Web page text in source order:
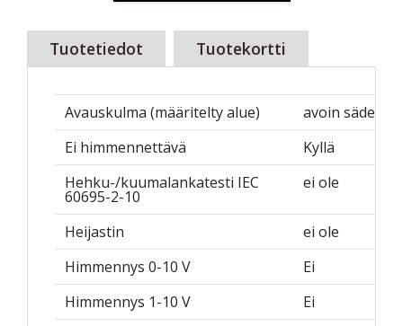
Tuotetiedot Tuotekortti
Avauskulma (määritelty alue)
avoin säde
Ei himmennettävä
Kyllä
Hehku-/kuumalankatesti IEC
60695-2-10
ei ole
Heijastin
ei ole
Himmennys 0-10 V
Ei
Himmennys 1-10 V
Ei